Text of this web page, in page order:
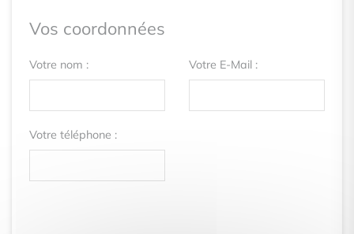
Vos coordonnées
Votre nom : Votre E-Mail :
Votre téléphone :